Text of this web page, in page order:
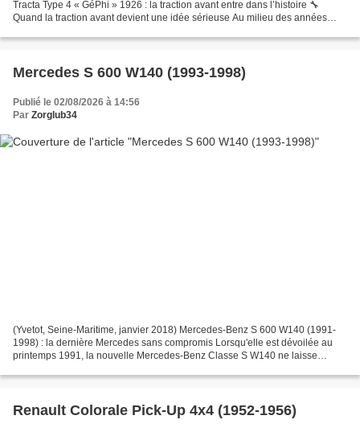
Tracta Type 4 « GéPhi » 1926 : la traction avant entre dans l’histoire 🔧
Quand la traction avant devient une idée sérieuse Au milieu des années
Mercedes S 600 W140 (1993-1998)
Publié le 02/08/2026 à 14:56
Par Zorglub34
(Yvetot, Seine-Maritime, janvier 2018) Mercedes-Benz S 600 W140 (1991-
1998) : la dernière Mercedes sans compromis Lorsqu'elle est dévoilée au
printemps 1991, la nouvelle Mercedes-Benz Classe S W140 ne laisse
Renault Colorale Pick-Up 4x4 (1952-1956)